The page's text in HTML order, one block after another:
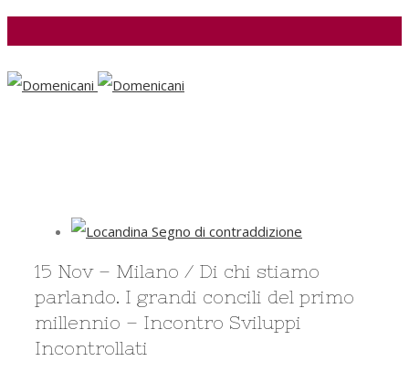
View
15 Nov – Milano / Di chi stiamo
parlando. I grandi concili del primo
millennio – Incontro Sviluppi
Incontrollati